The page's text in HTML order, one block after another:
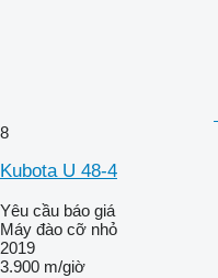
8
Kubota U 48-4
Yêu cầu báo giá
Máy đào cỡ nhỏ
2019
3.900 m/giờ